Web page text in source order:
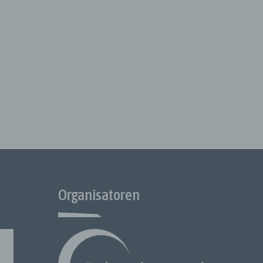
Organisatoren
mit